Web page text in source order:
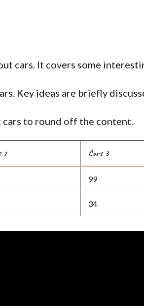
cars. It covers some
Key ideas are briefly
to round off the content.
2 Cars 3
99
34